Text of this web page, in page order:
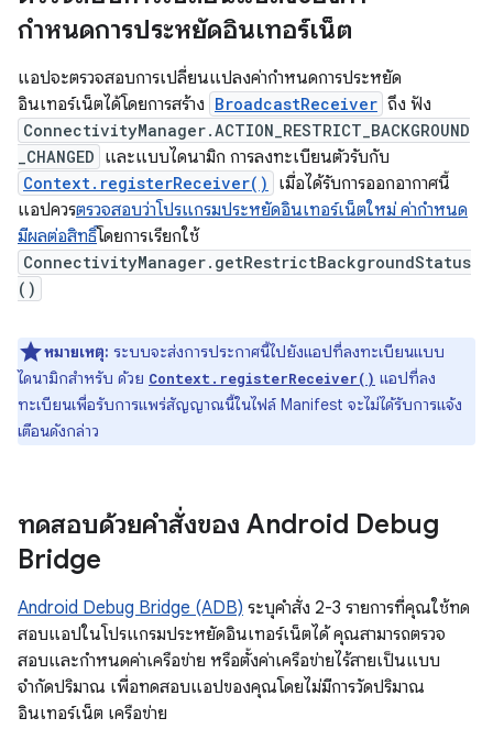
กำหนดการประหยัดอินเทอร์เน็ต
แอปจะตรวจสอบการเปลี่ยนแปลงค่ากำหนดการประหยัด
อินเทอร์เน็ตได้โดยการสร้าง BroadcastReceiver ถึง ฟัง
ConnectivityManager.ACTION_RESTRICT_BACKGROUND
_CHANGED และแบบไดนามิก การลงทะเบียนตัวรับกับ
Context.registerReceiver()
เมื่อได้รับการออกอากาศนี้
แอปควรตรวจสอบว่าโปรแกรมประหยัดอินเทอร์เน็ตใหม่ ค่ากำหนด
มีผลต่อสิทธิ์โดยการเรียกใช้
ConnectivityManager.getRestrictBackgroundStatus
()
หมายเหตุ: ระบบจะส่งการประกาศนี้ไปยังแอปที่ลงทะเบียนแบบ
ไดนามิกสำหรับ ด้วย Context.registerReceiver() แอปที่ลง
ทะเบียนเพื่อรับการแพร่สัญญาณนี้ในไฟล์ Manifest จะไม่ได้รับการแจ้ง
เตือนดังกล่าว
ทดสอบด้วยคำสั่งของ Android Debug
Bridge
Android Debug Bridge (ADB) ระบุคำสั่ง 2-3 รายการที่คุณใช้ทด
สอบแอปในโปรแกรมประหยัดอินเทอร์เน็ตได้ คุณสามารถตรวจ
สอบและกำหนดค่าเครือข่าย หรือตั้งค่าเครือข่ายไร้สายเป็นแบบ
จำกัดปริมาณ เพื่อทดสอบแอปของคุณโดยไม่มีการวัดปริมาณ
อินเทอร์เน็ต เครือข่าย